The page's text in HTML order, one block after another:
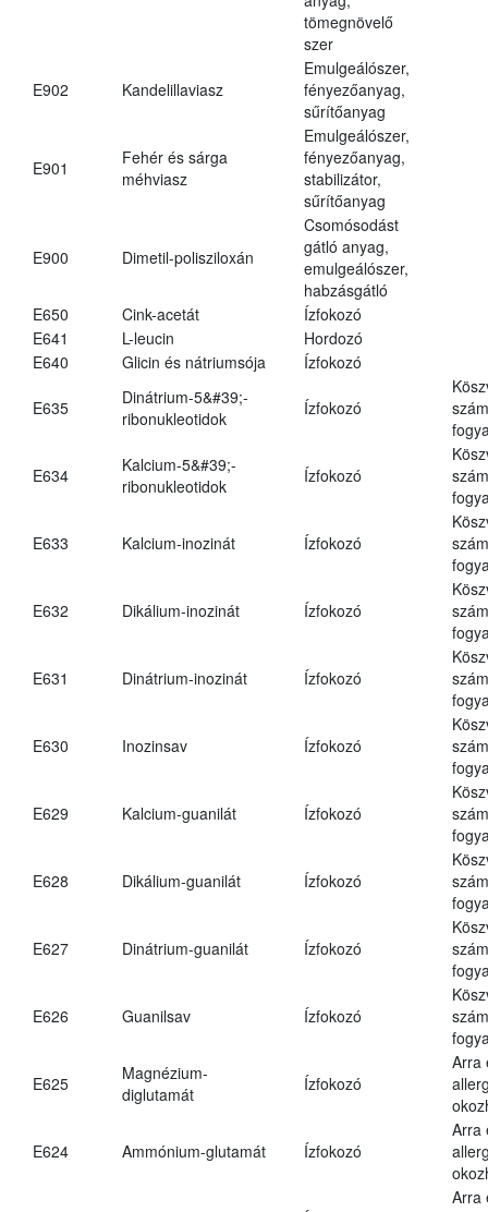
tömegnövelő
szer
E902 Kandelillaviasz
Emulgeálószer,
fényezőanyag,
sűrítőanyag
E901
Fehér és sárga
méhviasz
Emulgeálószer,
fényezőanyag,
stabilizátor,
sűrítőanyag
E900 Dimetil-polisziloxán
Csomósodást
gátló anyag,
emulgeálószer,
habzásgátló
E650
Cink-acetát
Ízfokozó
E641
L-leucin
Hordozó
E640
Glicin és nátriumsója Ízfokozó
E635
Dinátrium-5&#39;-
ribonukleotidok
Ízfokozó
E634
Kalcium-5&#39;-
ribonukleotidok
Ízfokozó
E633 Kalcium-inozinát Ízfokozó
E632 Dikálium-inozinát Ízfokozó
E631 Dinátrium-inozinát Ízfokozó
E630 Inozinsav Ízfokozó
E629 Kalcium-guanilát Ízfokozó
E628 Dikálium-guanilát Ízfokozó
E627 Dinátrium-guanilát Ízfokozó
E626 Guanilsav Ízfokozó
E625
Magnézium-
diglutamát
Ízfokozó
Arra
E624 Ammónium-glutamát Ízfokozó
Arra
Arra